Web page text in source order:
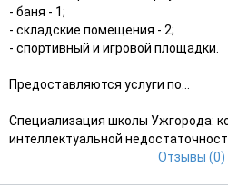
- баня - 1;
- складские помещения - 2;
- спортивный и игровой площадки.
Предоставляются услуги по...
Специализация школы Ужгорода:
интеллектуальной
Отзывы (0)